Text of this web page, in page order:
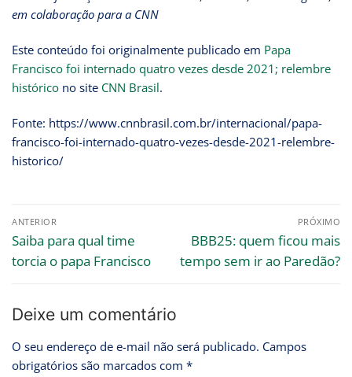
em colaboração para a CNN
Este conteúdo foi originalmente publicado em Papa
Francisco foi internado quatro vezes desde 2021; relembre
histórico no site CNN Brasil.
Fonte: https://www.cnnbrasil.com.br/internacional/papa-
francisco-foi-internado-quatro-vezes-desde-2021-relembre-
historico/
ANTERIOR
Saiba para qual time
torcia o papa Francisco
PRÓXIMO
BBB25: quem ficou mais
tempo sem ir ao Paredão?
Deixe um comentário
O seu endereço de e-mail não será publicado. Campos
obrigatórios são marcados com *